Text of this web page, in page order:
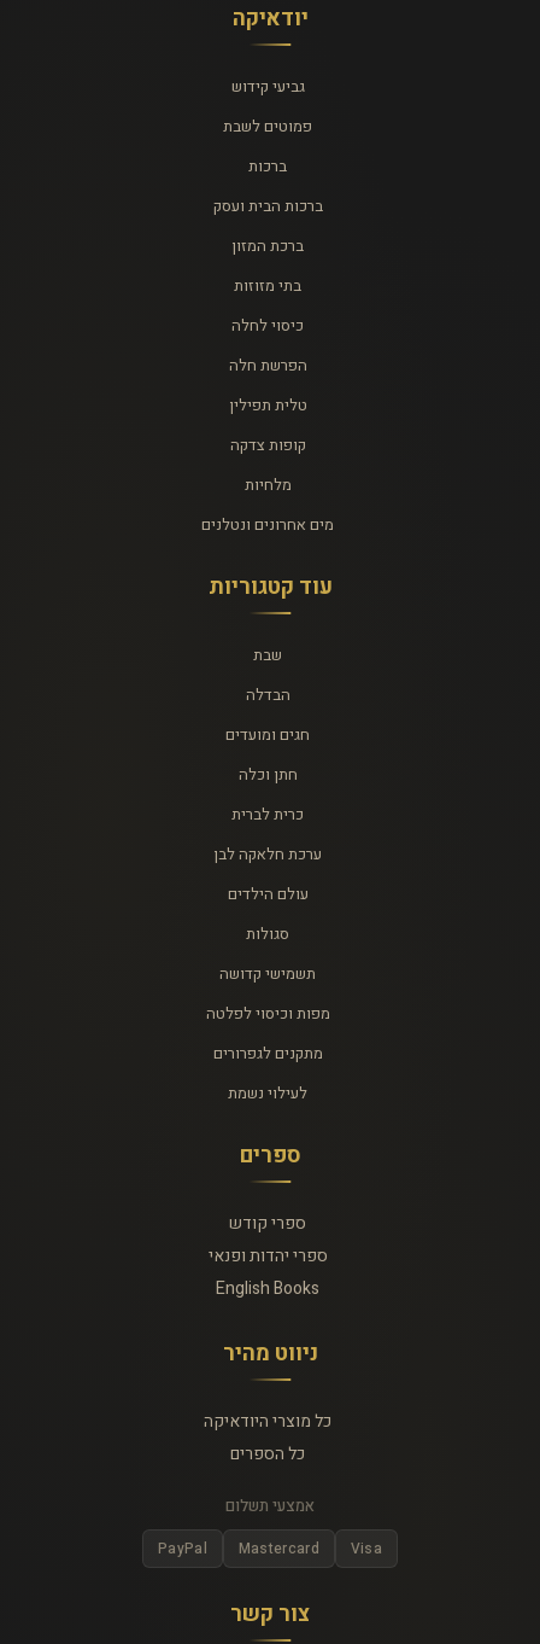
יודאיקה
גביעי קידוש
פמוטים לשבת
ברכות
ברכות הבית ועסק
ברכת המזון
בתי מזוזות
כיסוי לחלה
הפרשת חלה
טלית תפילין
קופות צדקה
מלחיות
מים אחרונים ונטלנים
עוד קטגוריות
שבת
הבדלה
חגים ומועדים
חתן וכלה
כרית לברית
ערכת חלאקה לבן
עולם הילדים
סגולות
תשמישי קדושה
מפות וכיסוי לפלטה
מתקנים לגפרורים
לעילוי נשמת
ספרים
ספרי קודש
ספרי יהדות ופנאי
English Books
ניווט מהיר
כל מוצרי היודאיקה
כל הספרים
אמצעי תשלום
Visa
Mastercard
PayPal
צור קשר